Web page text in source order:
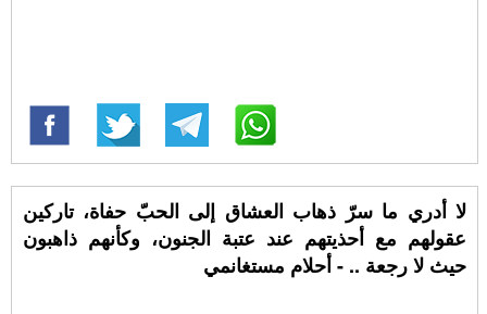
لا أدري ما سرّ ذهاب العشاق إلى الحبّ حفاة، تاركين
عقولهم مع أحذيتهم عند عتبة الجنون، وكأنهم ذاهبون
حيث لا رجعة .. - أحلام مستغانمي